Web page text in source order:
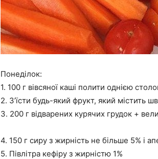
Понеділок:
1. 100 г вівсяної каші полити однією
2. З’їсти будь-який фрукт, який містить
3. 200 г відварених курячих грудок +
4. 150 г сиру з жирність не більше 5% і
5. Півлітра кефіру з жирністю 1%